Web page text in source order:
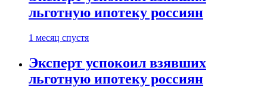
льготную ипотеку россиян
1 месяц спустя
Эксперт успокоил взявших
льготную ипотеку россиян